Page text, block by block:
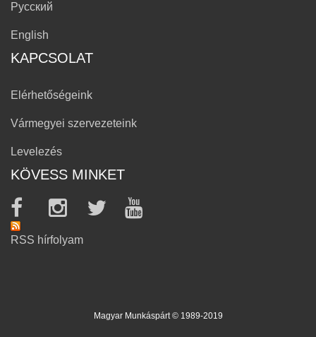
Русский
English
KAPCSOLAT
Elérhetőségeink
Vármegyei szervezeteink
Levelezés
KÖVESS MINKET
RSS hírfolyam
Magyar Munkáspárt © 1989-2019